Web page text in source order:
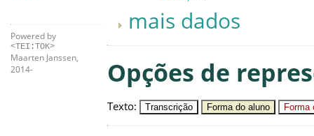
Powered by
<TEI:TOK>
Maarten Janssen,
2014-
mais dados
Opções de
Texto: Transcrição Forma do aluno Forma